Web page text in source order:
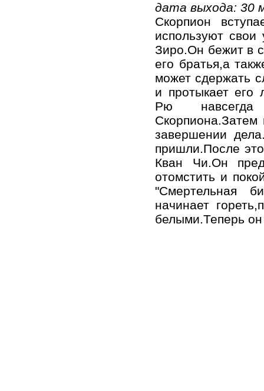
дата выхода: 30
Скорпион
используют
Зиро.Он бежит в
его братья,а
может сдержать
и протыкает его
Рю навсегда
завершении
пришли.После
Кван Чи.Он
отомстить и
"Смертельная
начинает
белыми.Теперь